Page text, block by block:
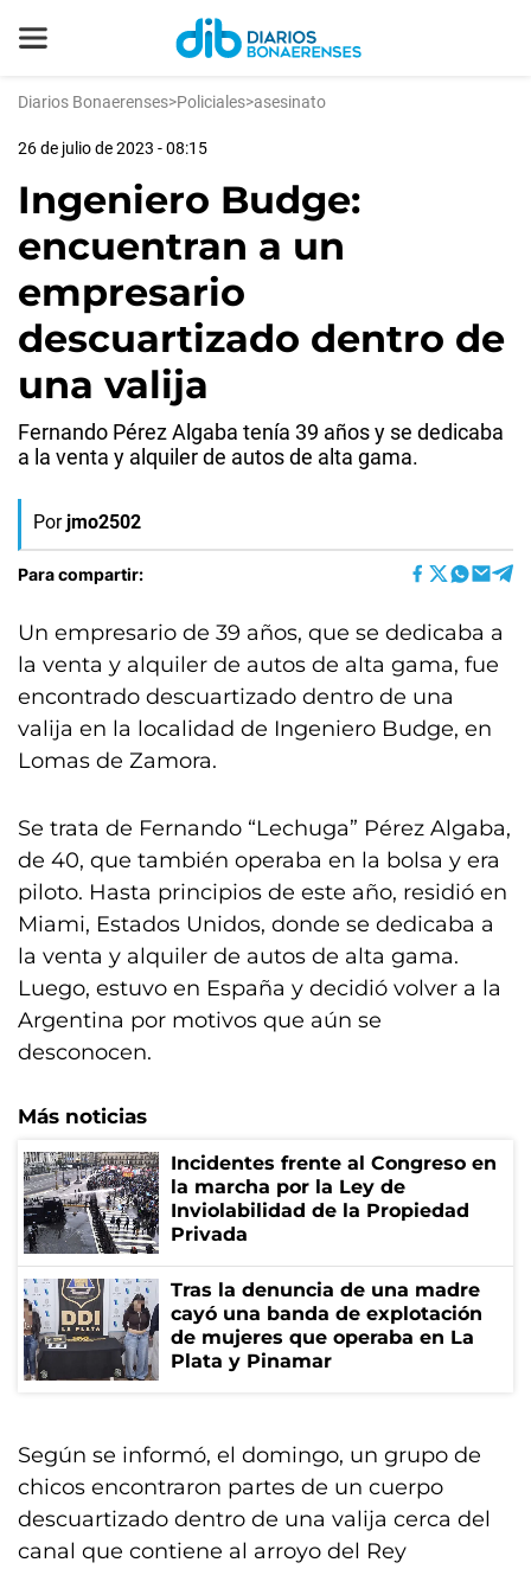
Diarios Bonaerenses>Policiales>asesinato
26 de julio de 2023 - 08:15
Ingeniero Budge:
encuentran a un
empresario
descuartizado dentro de
una valija
Fernando Pérez Algaba tenía 39 años y se dedicaba
a la venta y alquiler de autos de alta gama.
Por jmo2502
Para compartir:
Un empresario de 39 años, que se dedicaba a
la venta y alquiler de autos de alta gama, fue
encontrado descuartizado dentro de una
valija en la localidad de Ingeniero Budge, en
Lomas de Zamora.
Se trata de Fernando “Lechuga” Pérez Algaba,
de 40, que también operaba en la bolsa y era
piloto. Hasta principios de este año, residió en
Miami, Estados Unidos, donde se dedicaba a
la venta y alquiler de autos de alta gama.
Luego, estuvo en España y decidió volver a la
Argentina por motivos que aún se
desconocen.
Más noticias
Incidentes frente al Congreso en
la marcha por la Ley de
Inviolabilidad de la Propiedad
Privada
Tras la denuncia de una madre
cayó una banda de explotación
de mujeres que operaba en La
Plata y Pinamar
Según se informó, el domingo, un grupo de
chicos encontraron partes de un cuerpo
descuartizado dentro de una valija cerca del
canal que contiene al arroyo del Rey